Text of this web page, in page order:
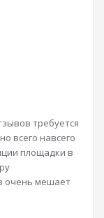
требуется
всего навсего
площадки в
очень мешает